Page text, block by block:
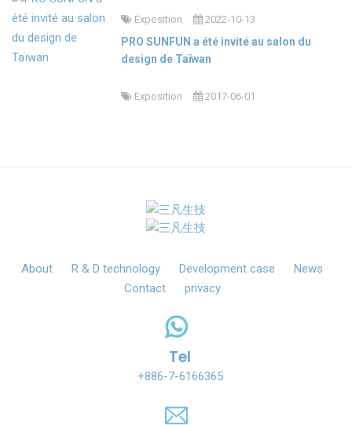
Exposition 2022-10-13
PRO SUNFUN a été invité au salon du
design de Taïwan
Exposition 2017-06-01
About R & D technology Development case
News
Contact
privacy
Tel
+886-7-6166365